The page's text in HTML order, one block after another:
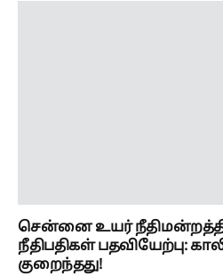
சென்னை உயர் நீதிமன்றத்தில்
நீதிபதிகள் பதவியேற்பு:
குறைந்தது!